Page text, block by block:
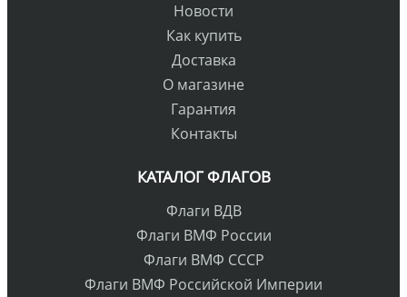
Новости
Как купить
Доставка
О магазине
Гарантия
Контакты
КАТАЛОГ ФЛАГОВ
Флаги ВДВ
Флаги ВМФ России
Флаги ВМФ СССР
Флаги ВМФ Российской Империи